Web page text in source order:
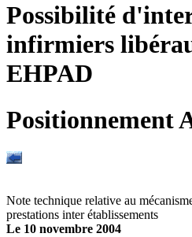
Possibilité
infirmiers
EHPAD
Positionnement
Note technique relative au
prestations inter établissements
Le 10 novembre 2004